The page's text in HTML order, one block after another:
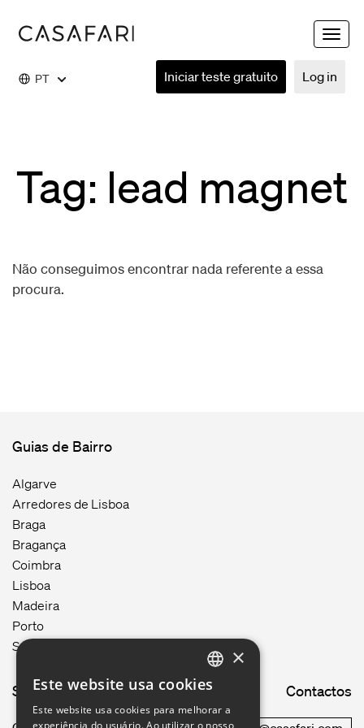
Toggle
PT Log in
Iniciar teste gratuito
Tag: lead magnet
Não conseguimos encontrar nada referente a essa
procura.
Guias de Bairro
Algarve
Arredores de Lisboa
Braga
Bragança
Coimbra
Lisboa
Madeira
Porto
Setúbal
Site map Contactos
ENGLISH
GERMAN
×
Este website usa cookies
Este website usa cookies para melhorar a
experiência do usuário. Ao utilizar o nosso